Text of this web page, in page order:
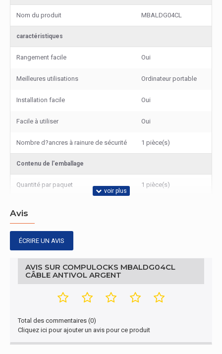
Nom du produit MBALDG04CL
caractéristiques
Rangement facile Oui
Meilleures utilisations Ordinateur portable
Installation facile Oui
Facile à utiliser Oui
Nombre d?ancres à rainure de sécurité 1 pièce(s)
Contenu de l'emballage
Quantité par paquet 1 pièce(s)
Avis
ÉCRIRE UN AVIS
AVIS SUR COMPULOCKS MBALDG04CL
CÂBLE ANTIVOL ARGENT
Total des commentaires (0)
Cliquez ici pour ajouter un avis pour ce produit